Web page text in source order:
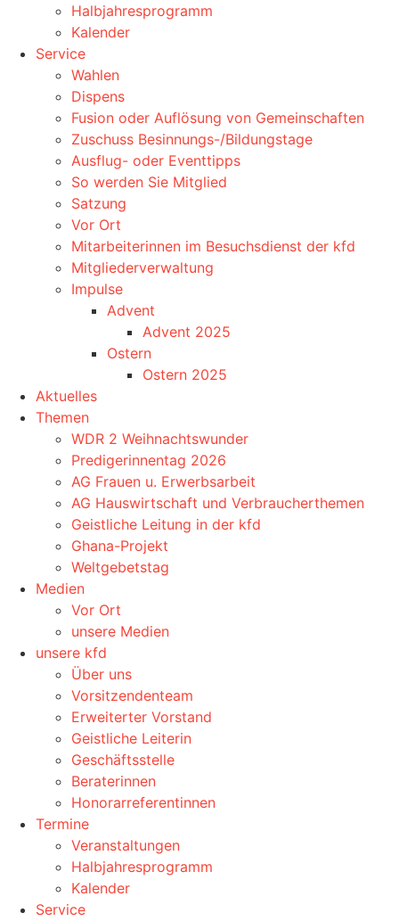
Halbjahresprogramm
Kalender
Service
Wahlen
Dispens
Fusion oder Auflösung von Gemeinschaften
Zuschuss Besinnungs-/Bildungstage
Ausflug- oder Eventtipps
So werden Sie Mitglied
Satzung
Vor Ort
Mitarbeiterinnen im Besuchsdienst der kfd
Mitgliederverwaltung
Impulse
Advent
Advent 2025
Ostern
Ostern 2025
Aktuelles
Themen
WDR 2 Weihnachtswunder
Predigerinnentag 2026
AG Frauen u. Erwerbsarbeit
AG Hauswirtschaft und Verbraucherthemen
Geistliche Leitung in der kfd
Ghana-Projekt
Weltgebetstag
Medien
Vor Ort
unsere Medien
unsere kfd
Über uns
Vorsitzendenteam
Erweiterter Vorstand
Geistliche Leiterin
Geschäftsstelle
Beraterinnen
Honorarreferentinnen
Termine
Veranstaltungen
Halbjahresprogramm
Kalender
Service